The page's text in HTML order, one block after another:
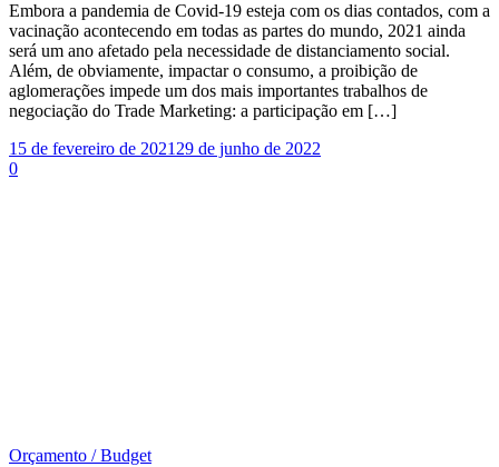
Embora a pandemia de Covid-19 esteja com os dias contados, com a
vacinação acontecendo em todas as partes do mundo, 2021 ainda
será um ano afetado pela necessidade de distanciamento social.
Além, de obviamente, impactar o consumo, a proibição de
aglomerações impede um dos mais importantes trabalhos de
negociação do Trade Marketing: a participação em […]
15 de fevereiro de 2021 29 de junho de 2022
0
Orçamento / Budget